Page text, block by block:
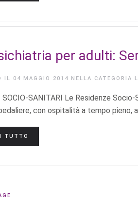
per adulti:
IL 04 MAGGIO 2014 NELLA CATEGORIA
SOCIO-SANITARI Le Residenze
con ospitalità a tempo pieno,
TUTTO